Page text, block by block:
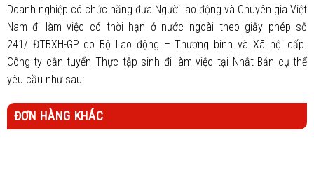
Doanh nghiệp có chức năng đưa Người lao động và Chuyên gia Việt
Nam đi làm việc có thời hạn ở nước ngoài theo giấy phép số
241/LĐTBXH-GP do Bộ Lao động – Thương binh và Xã hội cấp.
Công ty cần tuyển Thực tập sinh đi làm việc tại Nhật Bản cụ thể
yêu cầu như sau:
ĐƠN HÀNG KHÁC